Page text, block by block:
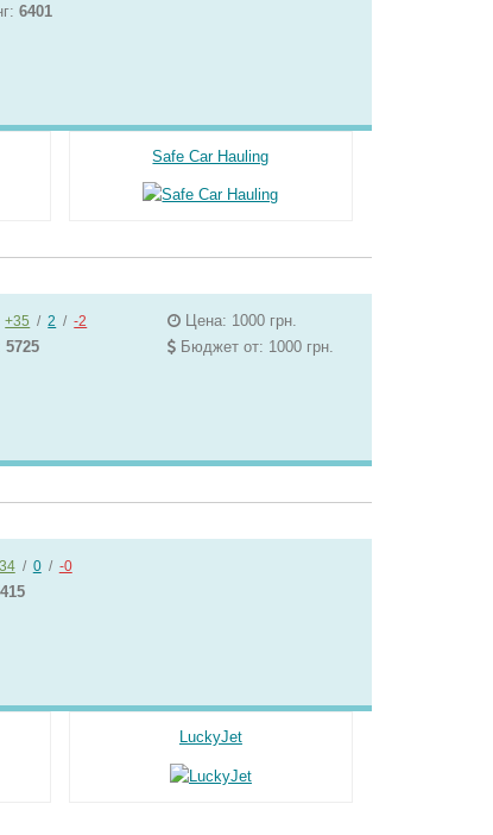
6401
Safe Car Hauling
+35 / 2 / -2
5725
Цена: 1000 грн.
Бюджет от: 1000 грн.
/ 0 / -0
LuckyJet